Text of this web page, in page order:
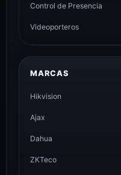
Control de Presencia
Videoporteros
MARCAS
Hikvision
Ajax
Dahua
ZKTeco